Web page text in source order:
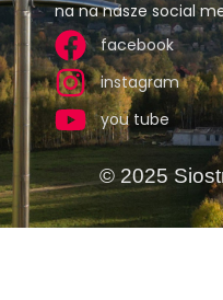
na na nasze social
facebook
instagram
you tube
© 2025